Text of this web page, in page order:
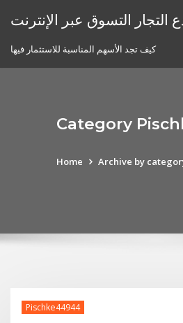
التجار التسوق عبر الإنترنت
كيف تجد الأسهم المناسبة للاستثمار فيها
Category
Home Archive by
Pischke44944